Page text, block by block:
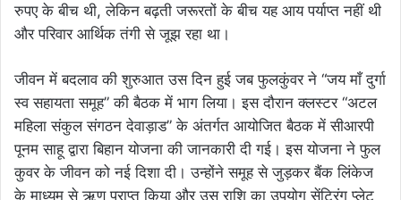
रुपए के बीच थी, लेकिन बढ़ती जरूरतों के बीच यह आय पर्याप्त नहीं थी
और परिवार आर्थिक तंगी से जूझ रहा था।
जीवन में बदलाव की शुरुआत उस दिन हुई जब फुलकुंवर ने “जय माँ दुर्गा
स्व सहायता समूह” की बैठक में भाग लिया। इस दौरान क्लस्टर “अटल
महिला संकुल संगठन देवाड़ाड” के अंतर्गत आयोजित बैठक में सीआरपी
पूनम साहू द्वारा बिहान योजना की जानकारी दी गई। इस योजना ने फुल
कुवर के जीवन को नई दिशा दी। उन्होंने समूह से जुड़कर बैंक लिंकेज
के माध्यम से ऋण प्राप्त किया और उस राशि का उपयोग सेंट्रिंग प्लेट